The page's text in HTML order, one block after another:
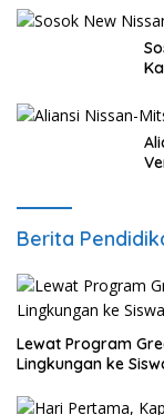
Berita
Lewat Program
Lingkungan ke